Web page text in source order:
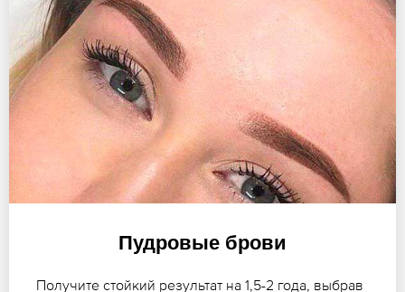
Пудровые брови
Получите стойкий результат на 1,5-2 года, выбрав